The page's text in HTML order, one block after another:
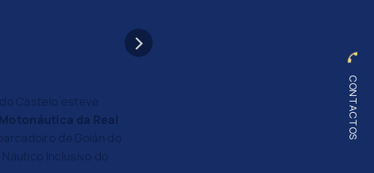
CONTACTOS
do Castelo esteve
da Real
de Goián do
Inclusivo do